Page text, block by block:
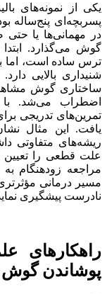
یکی از نمونه‌های
پسربچه‌ای پنج‌ساله
در مهمانی‌ها یا حتی
گوش می‌گذارد. ابتدا
ترس ساده است،
شنیداری بالایی
ساختاری گوش
اضطراب می‌شد. با
تمرین‌های تدریجی
یافت. این مثال
ریشه‌های متفاوتی
علت قطعی را تعیین
مراجعه زودهنگام
مسیر درمانی
نادرست پیشگیری
راهکارهای
پوشاندن